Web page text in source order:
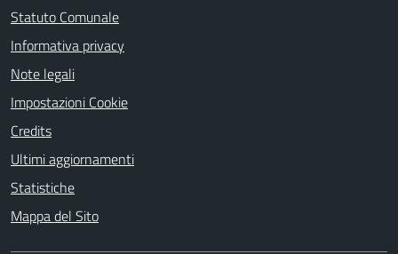
Statuto Comunale
Informativa privacy
Note legali
Impostazioni Cookie
Credits
Ultimi aggiornamenti
Statistiche
Mappa del Sito